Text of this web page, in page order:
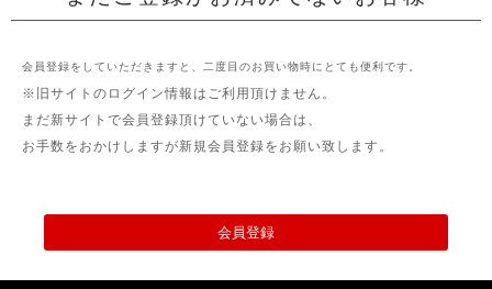
会員登録をしていただきますと、二度目のお買い物時にとても便利です。
※旧サイトのログイン情報はご利用頂けません。
まだ新サイトで会員登録頂けていない場合は、
お手数をおかけしますが新規会員登録をお願い致します。